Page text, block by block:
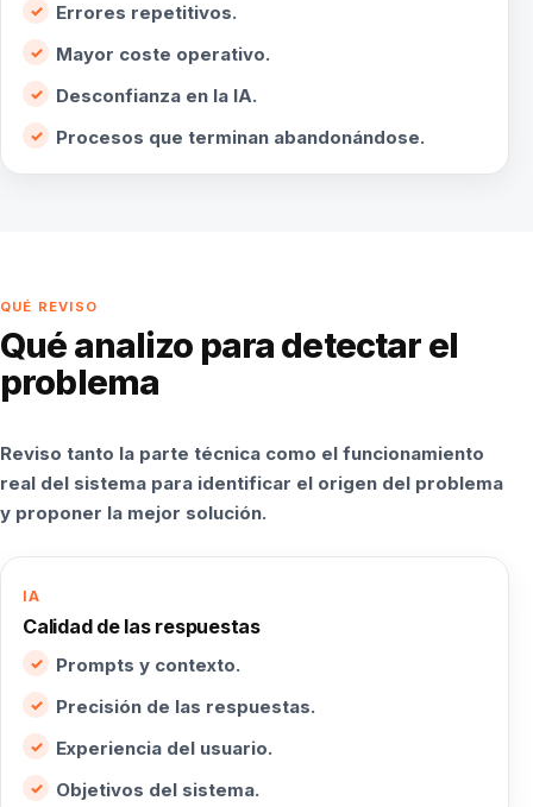
Errores repetitivos.
Mayor coste operativo.
Desconfianza en la IA.
Procesos que terminan abandonándose.
QUÉ REVISO
Qué analizo para detectar el
problema
Reviso tanto la parte técnica como el funcionamiento
real del sistema para identificar el origen del problema
y proponer la mejor solución.
IA
Calidad de las respuestas
Prompts y contexto.
Precisión de las respuestas.
Experiencia del usuario.
Objetivos del sistema.